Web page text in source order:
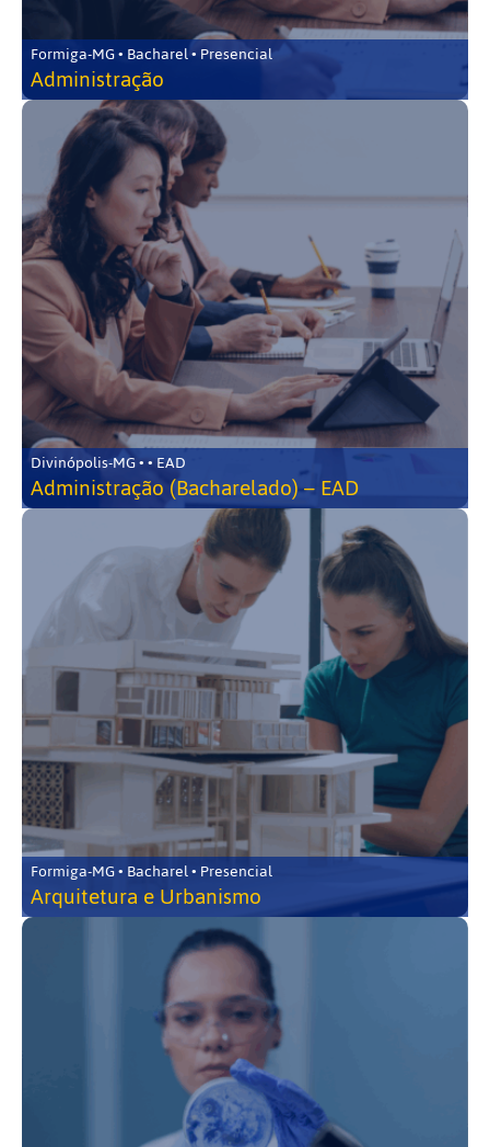
Formiga-MG • Bacharel • Presencial
Administração
Divinópolis-MG • • EAD
Administração (Bacharelado) – EAD
Formiga-MG • Bacharel • Presencial
Arquitetura e Urbanismo